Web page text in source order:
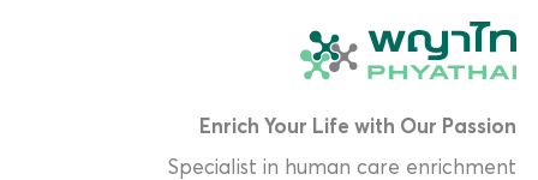
Enrich Your Life with Our Passion
Specialist in human care enrichment